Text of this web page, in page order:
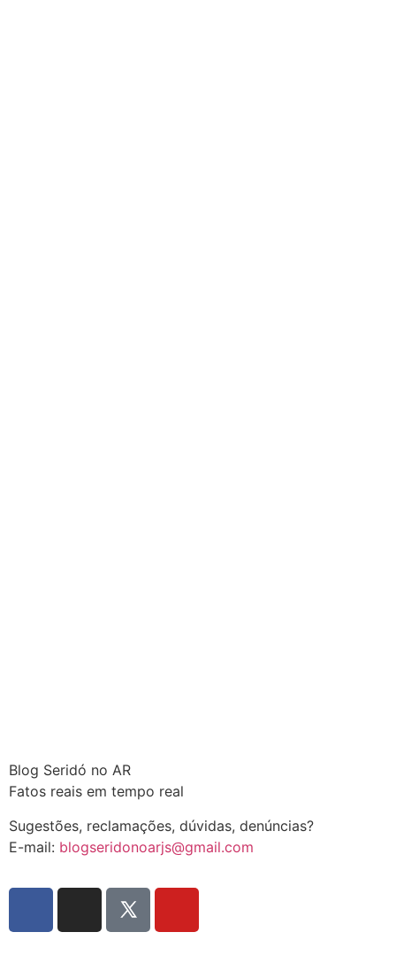
Blog Seridó no AR
Fatos reais em tempo real
Sugestões, reclamações, dúvidas, denúncias?
E-mail: blogseridonoarjs@gmail.com